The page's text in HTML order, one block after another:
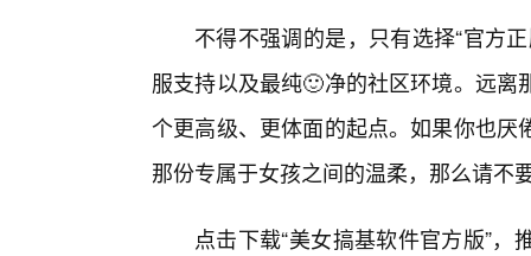
不得不强调的是，只有选择“官方
服支持以及最纯🙂净的社区环境。远
个更高级、更体面的起点。如果你也
那份专属于女孩之间的温柔，那么请不
点击下载“美女搞基软件官方版”